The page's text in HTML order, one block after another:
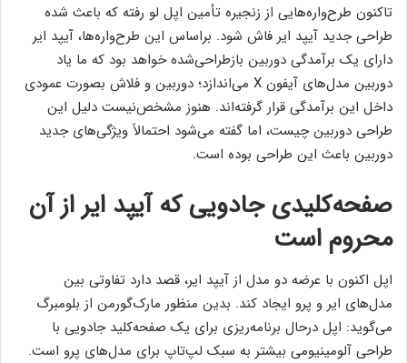
تاکنون طرح‌واره‌هایی از زنجیره تأمین اپل لو رفته که باعث شده
طراحی جدید آیپد ایر فاش شود. براساس این طرح‌واره‌ها، آیپد ایر
دارای یک برآمدگی دوربین بازطراحی‌شده خواهد بود که ما یاد
دوربین مدل‌های آیفون X می‌اندازد؛ دوربین و فلاش بصورت عمودی
داخل این برآمدگی قرار گرفته‌اند. هنوز مشخص‌نیست دلیل این
طراحی دوربین چیست، اما گفته می‌شود احتمالاً ویژگی‌های جدید
دوربین باعث این طراحی بوده است.
صفحه‌کلیدی جادویی که آیپد ایر از آن
محروم است
اپل اکنون با عرضه دو مدل از آیپد ایر، قصد دارد تفاوتی بین
مدل‌های ایر و پرو ایجاد کند. بدین منظور مارک‌گورمن از بلومبرگ
می‌گوید: اپل درحال برنامه‌ریزی برای یک صفحه‌کلید جادویی با
طراحی آلومینیومی بیشتر به سبک لپ‌تاپ برای مدل‌های پرو است.